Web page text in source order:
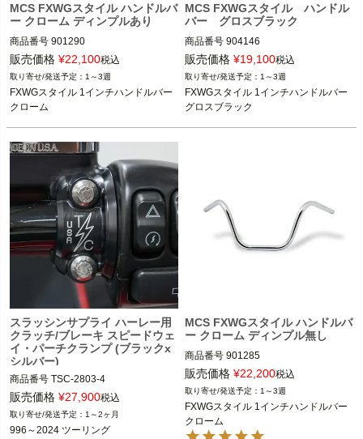
MCS FXWGスタイル ハンドルバ
ー クローム ディンプルあり
商品番号 901290
1インチハンドルバー装着車
Motor Cycle Storehouse（モーターサ
イクルストアハウス）
販売価格 ¥22,100税込
1～3週
FXWGスタイル 1インチハンドルバー
クローム
MCS FXWGスタイル ハンドル
バー グロスブラック
商品番号 904146
1インチハンドルバー装着車
Motor Cycle Storehouse（モーターサ
イクルストアハウス）
販売価格 ¥19,100税込
1～3週
FXWGスタイル 1インチハンドルバー
グロスブラック
スラッシンサプライ ハーレー用
クラッチ/ブレーキ スピードウェ
イ・パーチクランプ (ブラックx
シルバー)
商品番号 TSC-2803-4
3OT：0615-0398
販売価格 ¥27,900税込
1～2ヶ月
996～2024 ツーリング
MCS FXWGスタイル ハンドルバ
ー クローム ディンプル無し
商品番号 901285
1インチハンドルバー装着車
Motor Cycle Storehouse（モーターサ
イクルストアハウス）
販売価格 ¥22,200税込
1～3週
FXWGスタイル 1インチハンドルバー
クローム